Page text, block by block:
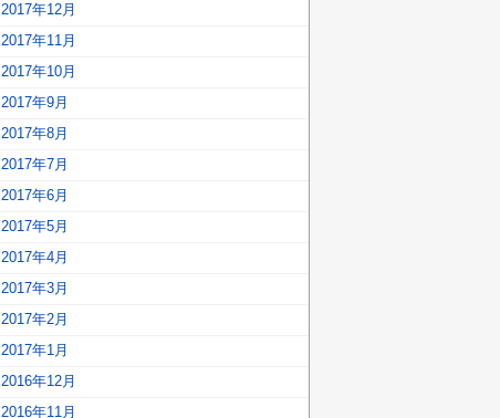
2017年12月
2017年11月
2017年10月
2017年9月
2017年8月
2017年7月
2017年6月
2017年5月
2017年4月
2017年3月
2017年2月
2017年1月
2016年12月
2016年11月